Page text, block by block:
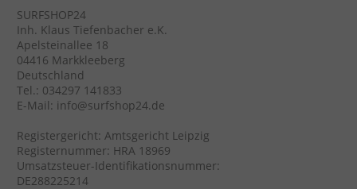
SURFSHOP24
Inh. Klaus Tiefenbacher e.K.
Apelsteinallee 18
04416 Markkleeberg
Deutschland
Tel.: 034297 141833
E-Mail: info@surfshop24.de
Registergericht: Amtsgericht Leipzig
Registernummer: HRA 18969
Umsatzsteuer-Identifikationsnummer:
DE288225214